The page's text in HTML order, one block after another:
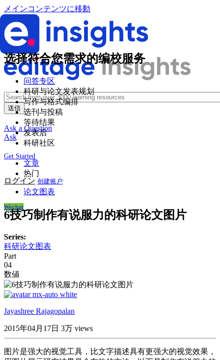
メインコンテンツに移動
Ask a Question
Ask
Get Started
ログイン 创建账户
Wechat
选择符合您需求的编校服务
问答专区
科研与论文发表规划
写作与格式编排
选刊与投稿
等待结果
发表后
科研社区
文章
热门
论文图表
6技巧制作有说服力的科研论文图片
Series:
科研论文图表
Part
04
数値
Jayashree Rajagopalan
2015年04月17日 3万 views
图片是强大的视觉工具，比文字描述具有更强大的视觉效果，